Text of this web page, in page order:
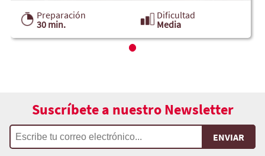
Preparación
30 min.
Dificultad
Media
Suscríbete a nuestro Newsletter